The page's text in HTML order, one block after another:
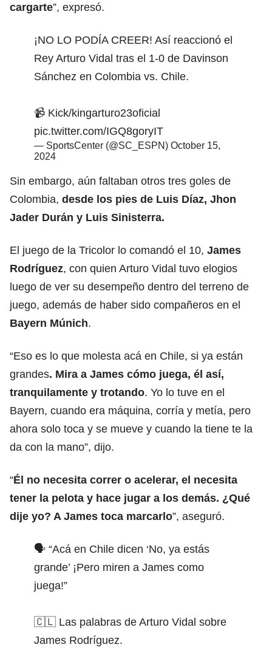
cargarte”, expresó.
¡NO LO PODÍA CREER! Así reaccionó el
Rey Arturo Vidal tras el 1-0 de Davinson
Sánchez en Colombia vs. Chile.
📹 Kick/kingarturo23oficial
pic.twitter.com/IGQ8goryIT
— SportsCenter (@SC_ESPN) October 15,
2024
Sin embargo, aún faltaban otros tres goles de
Colombia, desde los pies de Luis Díaz, Jhon
Jader Durán y Luis Sinisterra.
El juego de la Tricolor lo comandó el 10, James
Rodríguez, con quien Arturo Vidal tuvo elogios
luego de ver su desempeño dentro del terreno de
juego, además de haber sido compañeros en el
Bayern Múnich.
“Eso es lo que molesta acá en Chile, si ya están
grandes. Mira a James cómo juega, él así,
tranquilamente y trotando. Yo lo tuve en el
Bayern, cuando era máquina, corría y metía, pero
ahora solo toca y se mueve y cuando la tiene te la
da con la mano”, dijo.
“Él no necesita correr o acelerar, el necesita
tener la pelota y hace jugar a los demás. ¿Qué
dije yo? A James toca marcarlo”, aseguró.
🗣️ “Acá en Chile dicen ‘No, ya estás
grande’ ¡Pero miren a James como
juega!”
🇨🇱 Las palabras de Arturo Vidal sobre
James Rodríguez.